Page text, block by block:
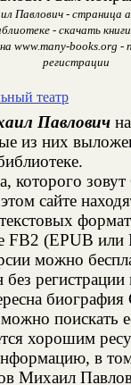
Павлович - страница
- скачать
www.many-books.org -
регистрации
театр
Павлович
из них
которого
сайте
FB2 (EPUB или
можно
без
поискать
хорошим
в
Михаил